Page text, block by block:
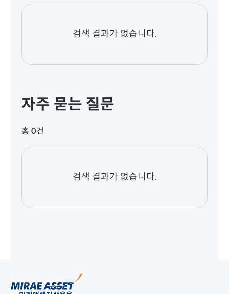
검색 결과가 없습니다.
자주 묻는 질문
총 0건
검색 결과가 없습니다.